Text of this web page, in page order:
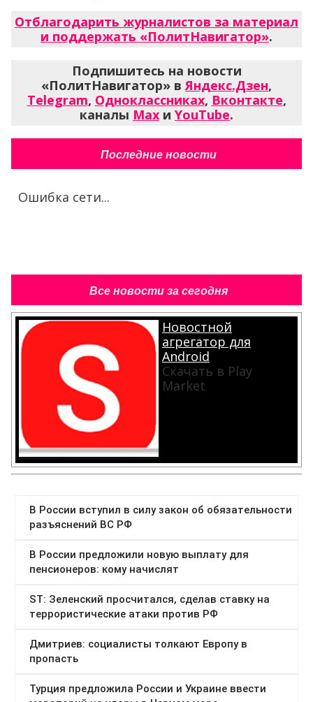
Отблагодарить журналистов за материал
и поддержать «ПолитНавигатор».
Подпишитесь на новости
«ПолитНавигатор» вЯндекс.Дзен,
Telegram, Одноклассниках, Вконтакте,
каналы Max и YouTube.
Последние новости
Ошибка сети...
Все новости за сегодня
Новостной
агрегатор для
Android
Скачать в Play
Market